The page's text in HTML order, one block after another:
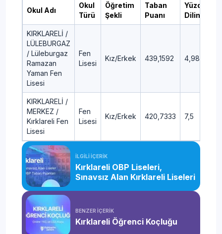
Okul Adı
Okul
Türü
Öğretim
Şekli
Taban
Puanı
Yüzdelik
Dilim
KIRKLARELİ /
LÜLEBURGAZ
/ Lüleburgaz
Ramazan
Yaman Fen
Lisesi
Fen
Lisesi
Kız/Erkek 439,1592 4,98
KIRKLARELİ /
MERKEZ /
Kırklareli Fen
Lisesi
Fen
Lisesi
Kız/Erkek 420,7333 7,5
İLGİLİ İÇERİK
Kırklareli OBP Liseleri,
Sınavsız Alan Kırklareli Liseleri
BENZER İÇERİK
Kırklareli Öğrenci Koçluğu